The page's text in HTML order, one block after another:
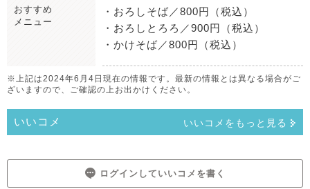
おすすめ
メニュー
・おろしそば／800円（税込）
・おろしとろろ／900円（税込）
・かけそば／800円（税込）
※上記は2024年6月4日現在の情報です。最新の情報とは異なる場合がご
ざいますので、ご確認の上お出かけください。
いいコメ いいコメをもっと見る
ログインしていいコメを書く